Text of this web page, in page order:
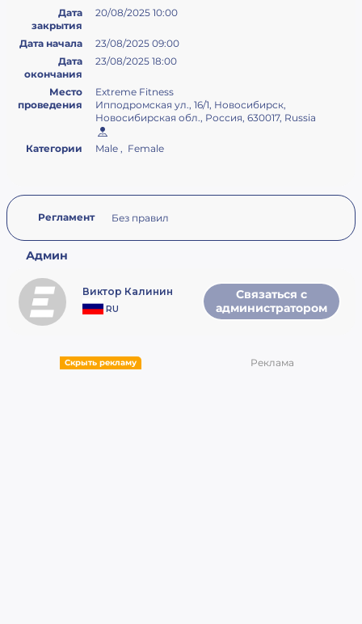
Дата
закрытия
20/08/2025 10:00
Дата начала
23/08/2025 09:00
Дата
окончания
23/08/2025 18:00
Место
проведения
Extreme Fitness
Ипподромская ул., 16/1, Новосибирск,
Новосибирская обл., Россия, 630017, Russia
Категории Male , Female
Регламент Без правил
Админ
Виктор Калинин
RU
Связаться с
администратором
Скрыть рекламу Реклама